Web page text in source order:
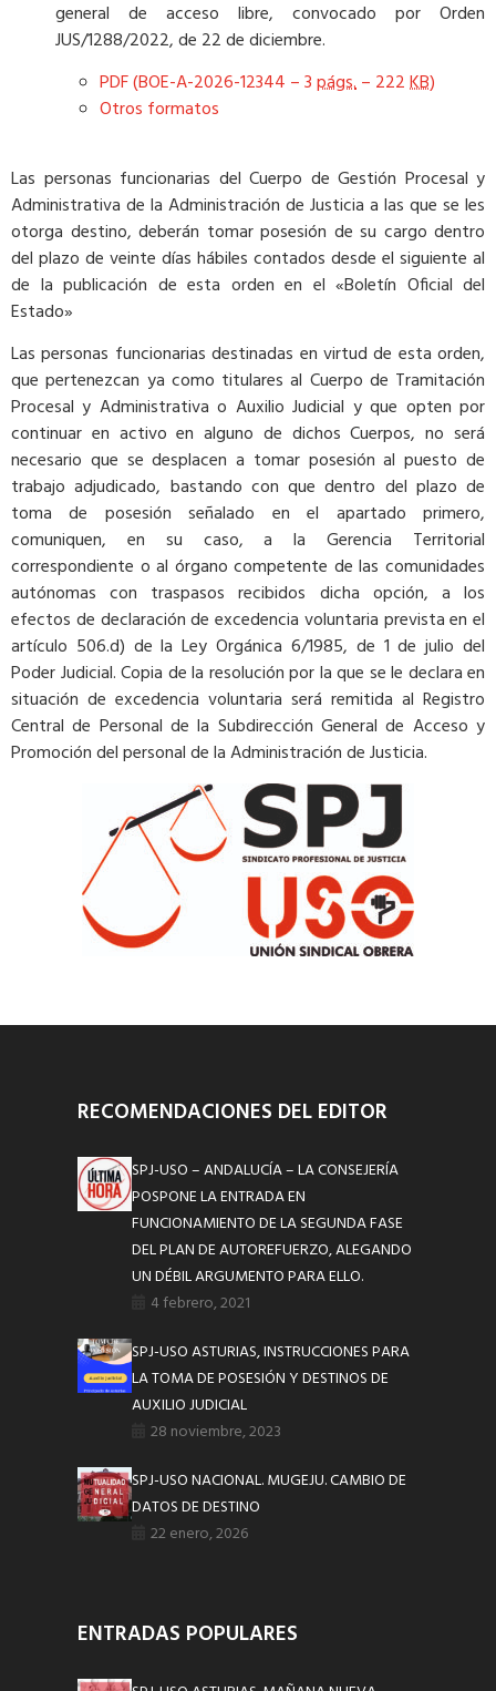
general de acceso libre, convocado por Orden
JUS/1288/2022, de 22 de diciembre.
PDF (BOE-A-2026-12344 – 3págs.– 222KB)
Otros formatos
Las personas funcionarias del Cuerpo de Gestión Procesal y
Administrativa de la Administración de Justicia a las que se les
otorga destino, deberán tomar posesión de su cargo dentro
del plazo de veinte días hábiles contados desde el siguiente al
de la publicación de esta orden en el «Boletín Oficial del
Estado»
Las personas funcionarias destinadas en virtud de esta orden,
que pertenezcan ya como titulares al Cuerpo de Tramitación
Procesal y Administrativa o Auxilio Judicial y que opten por
continuar en activo en alguno de dichos Cuerpos, no será
necesario que se desplacen a tomar posesión al puesto de
trabajo adjudicado, bastando con que dentro del plazo de
toma de posesión señalado en el apartado primero,
comuniquen, en su caso, a la Gerencia Territorial
correspondiente o al órgano competente de las comunidades
autónomas con traspasos recibidos dicha opción, a los
efectos de declaración de excedencia voluntaria prevista en el
artículo 506.d) de la Ley Orgánica 6/1985, de 1 de julio del
Poder Judicial. Copia de la resolución por la que se le declara en
situación de excedencia voluntaria será remitida al Registro
Central de Personal de la Subdirección General de Acceso y
Promoción del personal de la Administración de Justicia.
RECOMENDACIONES DEL EDITOR
SPJ-USO – ANDALUCÍA – LA CONSEJERÍA
POSPONE LA ENTRADA EN
FUNCIONAMIENTO DE LA SEGUNDA FASE
DEL PLAN DE AUTOREFUERZO, ALEGANDO
UN DÉBIL ARGUMENTO PARA ELLO.
4 febrero, 2021
SPJ-USO ASTURIAS, INSTRUCCIONES PARA
LA TOMA DE POSESIÓN Y DESTINOS DE
AUXILIO JUDICIAL
28 noviembre, 2023
SPJ-USO NACIONAL. MUGEJU. CAMBIO DE
DATOS DE DESTINO
22 enero, 2026
ENTRADAS POPULARES